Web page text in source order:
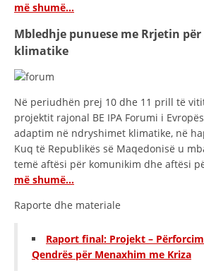
më shumë…
Mbledhje punuese me Rrjetin
klimatike
Në periudhën prej 10 dhe 11 prill të
projektit rajonal BE IPA Forumi i
adaptim në ndryshimet klimatike, në
Kuq të Republikës së Maqedonisë u
temë aftësi për komunikim dhe aftësi
më shumë…
Raporte dhe materiale
Raport final: Projekt –
Qendrës për Menaxhim me Kriza